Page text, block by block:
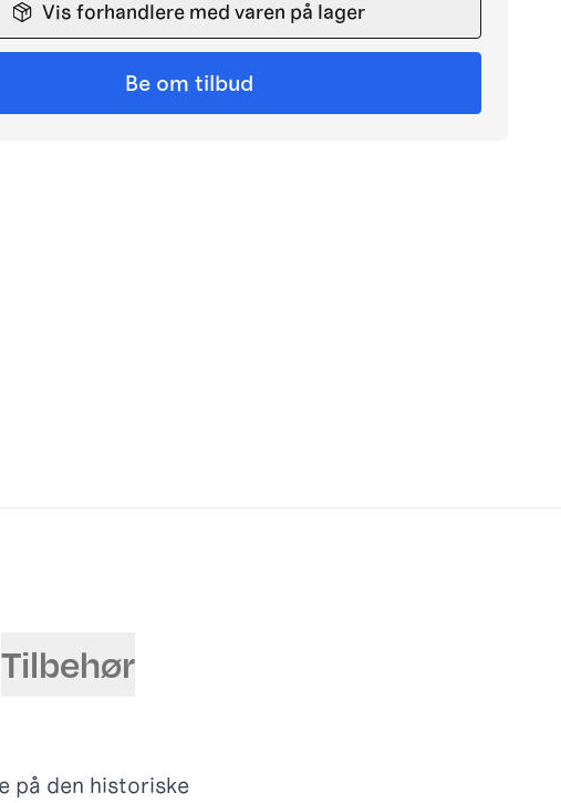
Vis forhandlere med varen på lager
Be om tilbud
Tilbehør
på den historiske